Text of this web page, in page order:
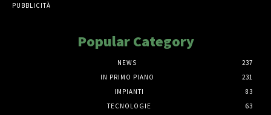
PUBBLICITÀ
Popular Category
NEWS
237
IN PRIMO PIANO
231
IMPIANTI
83
TECNOLOGIE
63